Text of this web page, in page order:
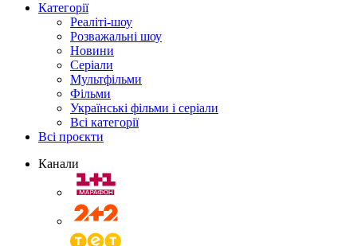
Категорії
Реаліті-шоу
Розважальні шоу
Новини
Серіали
Мультфільми
Фільми
Українські фільми і серіали
Всі категорії
Всі проєкти
Канали